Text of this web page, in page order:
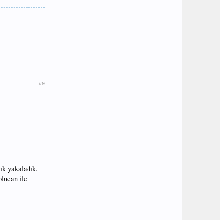
#9
yakaladık.
ile